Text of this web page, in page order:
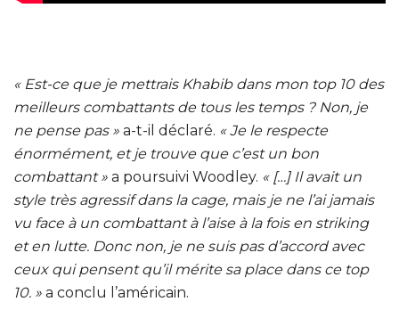
« Est-ce que je mettrais Khabib dans mon top 10 des
meilleurs combattants de tous les temps ? Non, je
ne pense pas » a-t-il déclaré. « Je le respecte
énormément, et je trouve que c’est un bon
combattant » a poursuivi Woodley. « […] Il avait un
style très agressif dans la cage, mais je ne l’ai jamais
vu face à un combattant à l’aise à la fois en striking
et en lutte. Donc non, je ne suis pas d’accord avec
ceux qui pensent qu’il mérite sa place dans ce top
10. » a conclu l’américain.